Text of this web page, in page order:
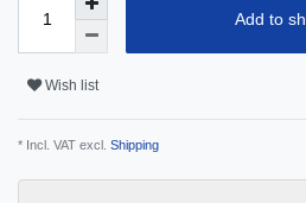
Add to
Wish list
* Incl. VAT excl. Shipping